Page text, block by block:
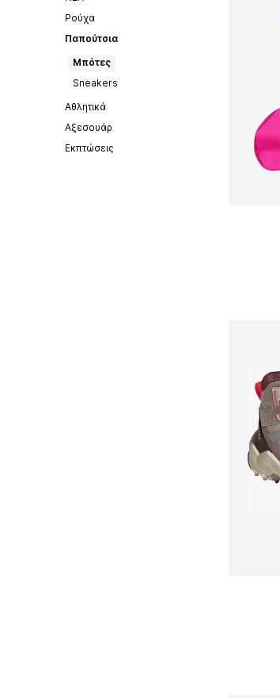
Ρούχα
Παπούτσια
Μπότες
Sneakers
Αθλητικά
Αξεσουάρ
Εκπτώσεις